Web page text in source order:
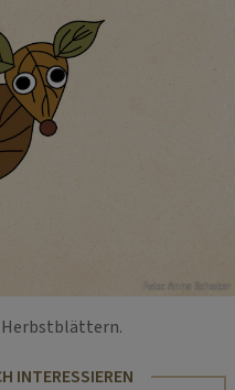
Foto: Anna Schober
Herbstblättern.
INTERESSIEREN